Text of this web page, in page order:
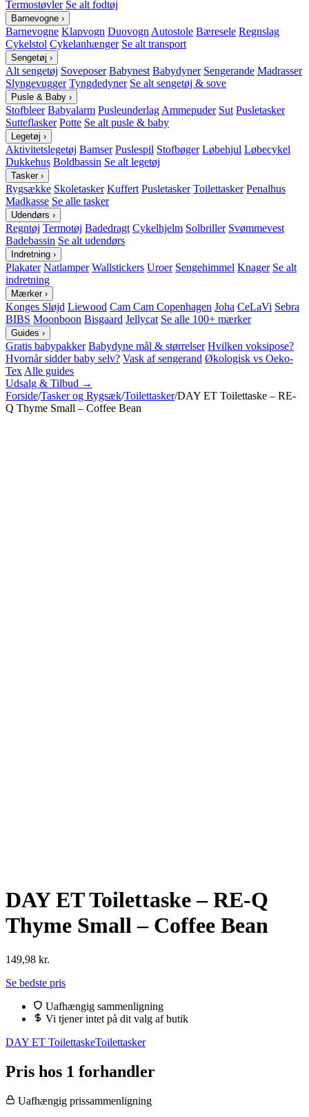
Termostøvler Se alt fodtøj
Barnevogne ›
Barnevogne Klapvogn Duovogn Autostole Bæresele Regnslag
Cykelstol Cykelanhænger Se alt transport
Sengetøj ›
Alt sengetøj Soveposer Babynest Babydyner Sengerande Madrasser
Slyngevugger Tyngdedyner Se alt sengetøj & sove
Pusle & Baby ›
Stofbleer Babyalarm Pusleunderlag Ammepuder Sut Pusletasker
Sutteflasker Potte Se alt pusle & baby
Legetøj ›
Aktivitetslegetøj Bamser Puslespil Stofbøger Løbehjul Løbecykel
Dukkehus Boldbassin Se alt legetøj
Tasker ›
Rygsække Skoletasker Kuffert Pusletasker Toilettasker Penalhus
Madkasse Se alle tasker
Udendørs ›
Regntøj Termotøj Badedragt Cykelhjelm Solbriller Svømmevest
Badebassin Se alt udendørs
Indretning ›
Plakater Natlamper Wallstickers Uroer Sengehimmel Knager Se alt
indretning
Mærker ›
Konges Sløjd Liewood Cam Cam Copenhagen Joha CeLaVi Sebra
BIBS Moonboon Bisgaard Jellycat Se alle 100+ mærker
Guides ›
Gratis babypakker Babydyne mål & størrelser Hvilken voksipose?
Hvornår sidder baby selv? Vask af sengerand Økologisk vs Oeko-
Tex Alle guides
Udsalg & Tilbud →
Forside/Tasker og Rygsæk/Toilettasker/DAY ET Toilettaske – RE-
Q Thyme Small – Coffee Bean
DAY ET Toilettaske – RE-Q
Thyme Small – Coffee Bean
149,98 kr.
Se bedste pris
Uafhængig sammenligning
Vi tjener intet på dit valg af butik
DAY ET ToilettaskeToilettasker
Pris hos 1 forhandler
Uafhængig prissammenligning